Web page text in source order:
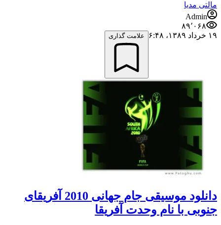
مدیا
Admin
۸۹٬۰۶۸
۱۳۸۹،‏ ۶:۴۸
علامت گذاری
دانلود موسیقی جام جهانی 2010 آفریقای
با نام وحدت آفریقا